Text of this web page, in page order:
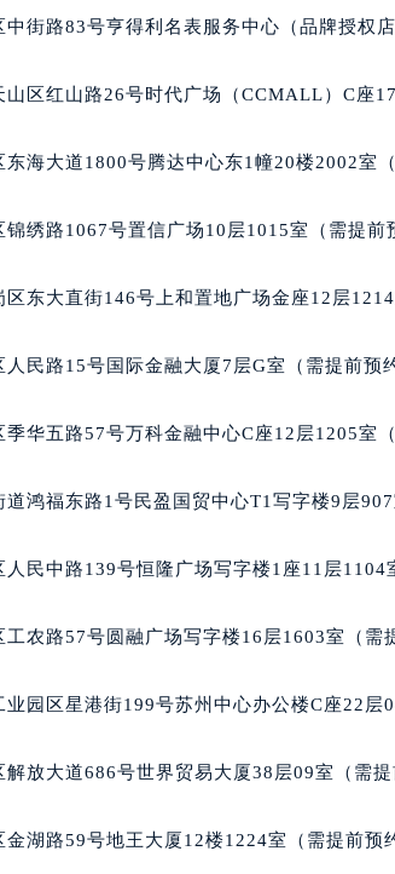
辽宁省丹东市振兴区七经街萧邦售后服务
辽宁省阜新市海州区解放大街萧邦售后服
辽宁省锦州市古塔区中央大街萧邦售后服
辽宁省盘锦市兴隆台区石油大街萧邦售后
辽宁省营口市站前区市府路与渤海大街交
辽宁省沈阳市沈河区中街路83号亨得利名
北京市东城区东长安街1号王府井东方广
内蒙古自治区阿拉善盟市左旗土尔扈特大
内蒙古自治区包头市青山区幸福路甲3号王
内蒙古自治区鄂尔多斯市东胜区伊金霍洛
内蒙古自治区通辽市科尔沁区明仁大街萧
内蒙古自治区乌兰察布市集宁区恩和大街
内蒙古自治区兴安盟市乌兰浩特市兴安大
中街路83号亨得利名表服务中心（品牌授权
山区红山路26号时代广场（CCMALL）C座
东海大道1800号腾达中心东1幢20楼2002室
绣路1067号置信广场10层1015室（需提前
区东大直街146号上和置地广场金座12层1214
人民路15号国际金融大厦7层G室（需提前预
华五路57号万科金融中心C座12层1205室
道鸿福东路1号民盈国贸中心T1写字楼9层907
人民中路139号恒隆广场写字楼1座11层1104
工农路57号圆融广场写字楼16层1603室（需
业园区星港街199号苏州中心办公楼C座22层
放大道686号世界贸易大厦38层09室（需提
湖路59号地王大厦12楼1224室（需提前预